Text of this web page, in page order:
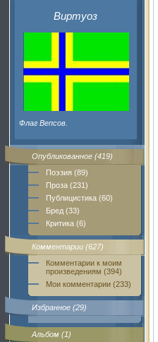
Виртуоз
Флаг Вепсов.
Опубликованное (419)
Поэзия (89)
Проза (231)
Публицистика (60)
Бред (33)
Критика (6)
Комментарии (627)
Комментарии к моим
произведениям (394)
Мои комментарии (233)
Избранное (29)
Альбом (1)